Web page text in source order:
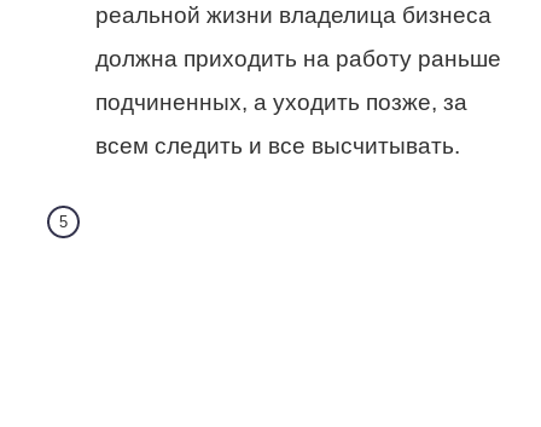
реальной жизни владелица бизнеса
должна приходить на работу раньше
подчиненных, а уходить позже, за
всем следить и все высчитывать.